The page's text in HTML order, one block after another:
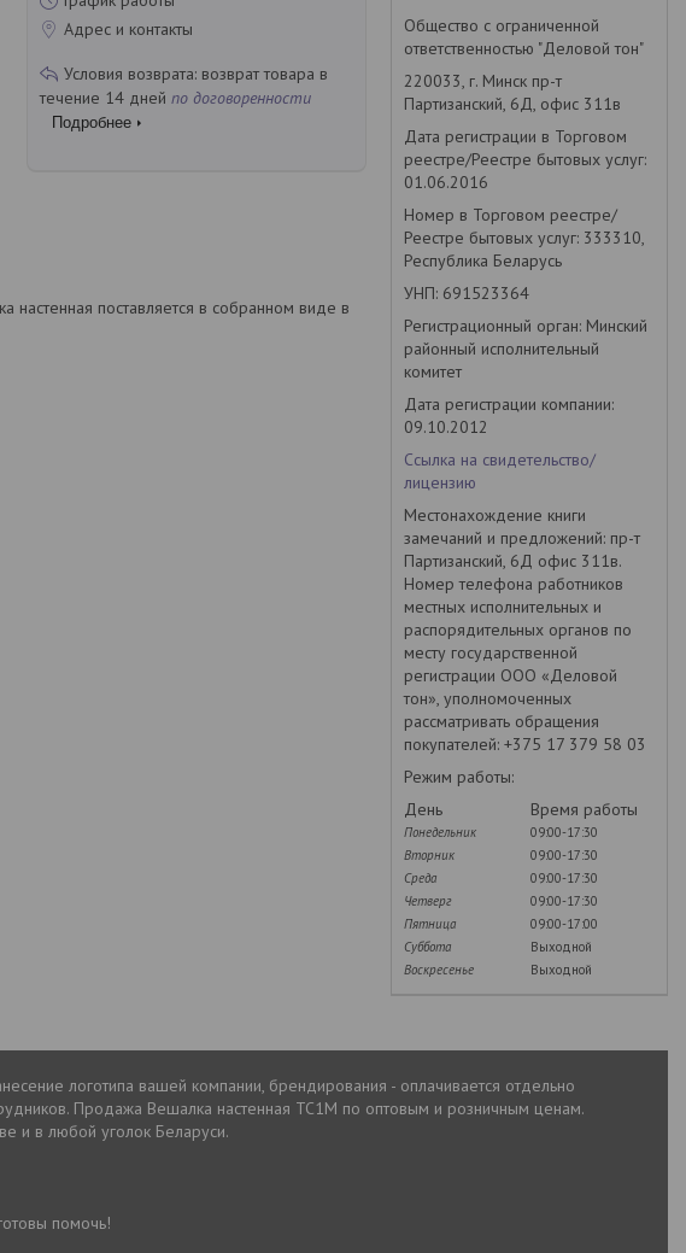
Адрес и контакты
возврат товара в
течение 14 дней по договоренности
Подробнее
поставляется в собранном виде в
Общество с ограниченной
ответственностью "Деловой тон"
220033, г. Минск пр-т
Партизанский, 6Д, офис 311в
Дата регистрации в Торговом
реестре/Реестре бытовых услуг:
01.06.2016
Номер в Торговом реестре/
Реестре бытовых услуг: 333310,
Республика Беларусь
УНП: 691523364
Регистрационный орган: Минский
районный исполнительный
комитет
Дата регистрации компании:
09.10.2012
Ссылка на свидетельство/
лицензию
Местонахождение книги
замечаний и предложений: пр-т
Партизанский, 6Д офис 311в.
Номер телефона работников
местных исполнительных и
распорядительных органов по
месту государственной
регистрации ООО «Деловой
тон», уполномоченных
рассматривать обращения
покупателей: +375 17 379 58 03
Режим работы:
День
Время работы
Понедельник
09:00-17:30
Вторник
09:00-17:30
Среда
09:00-17:30
Четверг
09:00-17:30
Пятница
09:00-17:00
Суббота
Выходной
Воскресенье
Выходной
логотипа вашей компании, брендирования - оплачивается отдельно
Продажа Вешалка настенная ТС1М по оптовым и розничным ценам.
и в любой уголок Беларуси.
помочь!